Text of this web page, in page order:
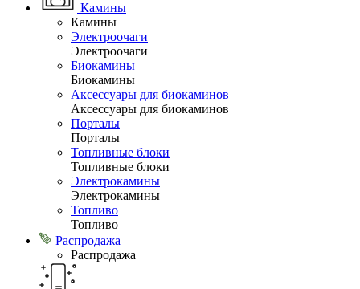
Камины
Камины
Электроочаги
Электроочаги
Биокамины
Биокамины
Аксессуары для биокаминов
Аксессуары для биокаминов
Порталы
Порталы
Топливные блоки
Топливные блоки
Электрокамины
Электрокамины
Топливо
Топливо
Распродажа
Распродажа